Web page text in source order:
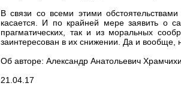
В связи со всеми этими
касается. И по крайней мере заявить о
прагматических, так и из моральных
заинтересован в их снижении. Да и вообще,
Об авторе: Александр Анатольевич
21.04.17